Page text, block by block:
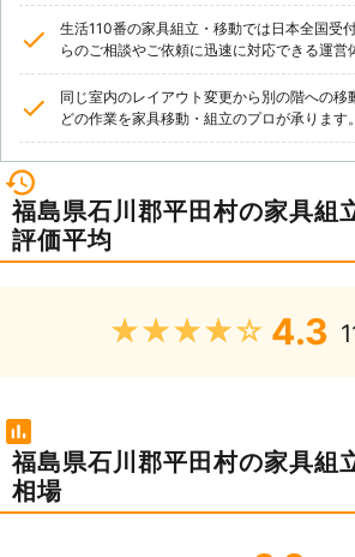
生活110番の家具組立・移動では日本全国受
らのご相談やご依頼に迅速に対応できる運営
同じ室内のレイアウト変更から別の階への移
どの作業を家具移動・組立のプロが承ります。
福島県石川郡平田村の家具組
評価平均
★★★★★ 4.3
福島県石川郡平田村の家具組
相場